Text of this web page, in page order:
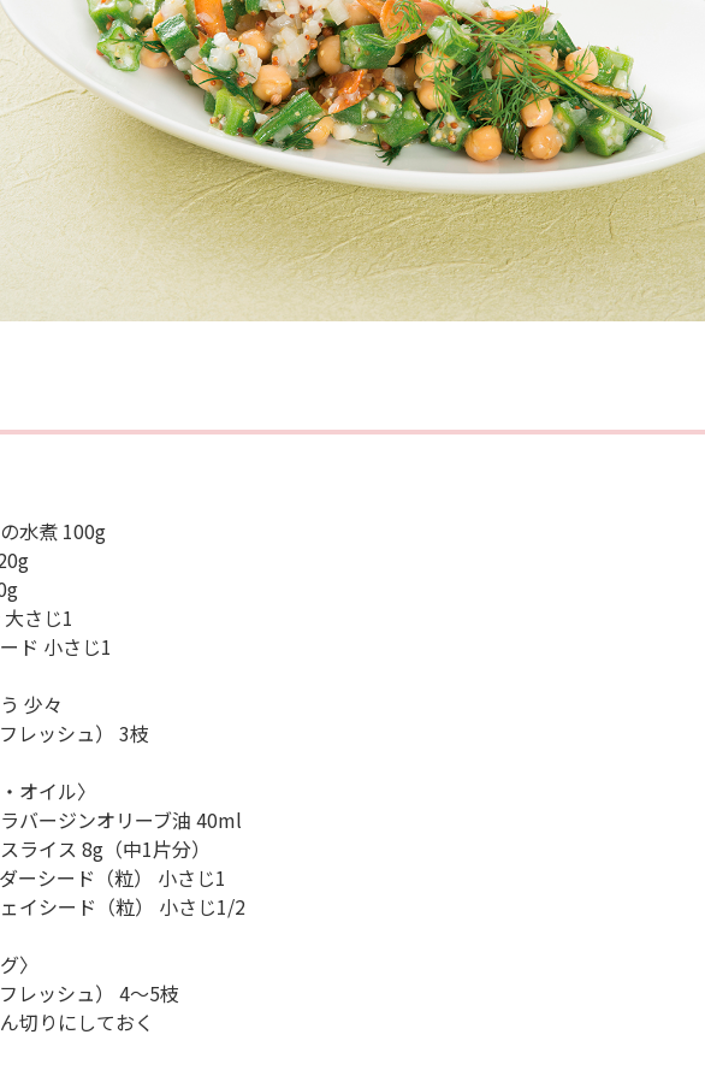
水煮 100g
大さじ1
ド 小さじ1
少々
レッシュ） 3枝
オイル〉
バージンオリーブ油 40ml
ライス 8g（中1片分）
ーシード（粒） 小さじ1
イシード（粒） 小さじ1/2
〉
レッシュ） 4～5枝
切りにしておく